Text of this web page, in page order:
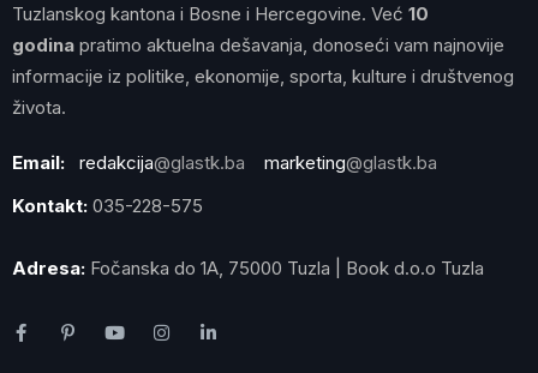
Tuzlanskog kantona i Bosne i Hercegovine. Već 10
godina pratimo aktuelna dešavanja, donoseći vam najnovije
informacije iz politike, ekonomije, sporta, kulture i društvenog
života.
Email: redakcija@glastk.ba marketing@glastk.ba
Kontakt: 035-228-575
Adresa: Fočanska do 1A, 75000 Tuzla | Book d.o.o Tuzla